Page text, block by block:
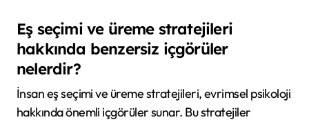
Eş seçimi ve üreme stratejileri
hakkında benzersiz içgörüler
nelerdir?
İnsan eş seçimi ve üreme stratejileri, evrimsel psikoloji
hakkında önemli içgörüler sunar. Bu stratejiler